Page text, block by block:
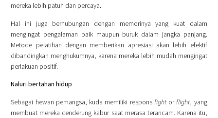
mereka lebih patuh dan percaya.
Hal ini juga berhubungan dengan memorinya yang kuat dalam
mengingat pengalaman baik maupun buruk dalam jangka panjang.
Metode pelatihan dengan memberikan apresiasi akan lebih efektif
dibandingkan menghukumnya, karena mereka lebih mudah mengingat
perlakuan positif.
Naluri bertahan hidup
Sebagai hewan pemangsa, kuda memiliki respons fightor flight, yang
membuat mereka cenderung kabur saat merasa terancam. Karena itu,